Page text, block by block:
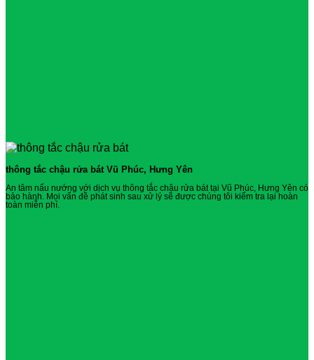
thông tắc chậu rửa bát Vũ Phúc, Hưng Yên
An tâm nấu nướng với dịch vụ thông tắc chậu rửa bát tại Vũ Phúc, Hưng Yên có
bảo hành. Mọi vấn đề phát sinh sau xử lý sẽ được chúng tôi kiểm tra lại hoàn
toàn miễn phí.